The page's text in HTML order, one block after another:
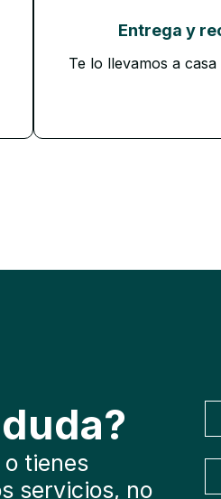
Entrega y
Te lo llevamos a
tienes
servicios, no